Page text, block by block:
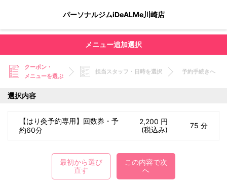
パーソナルジムiDeALMe川崎店
メニュー追加選択
クーポン・
メニューを選ぶ
担当スタッフ・日時を選択 予約手続きへ
選択内容
【はり灸予約専用】回数券・予
約60分
2,200 円
(税込み)
75 分
最初から選び
直す
この内容で次
へ